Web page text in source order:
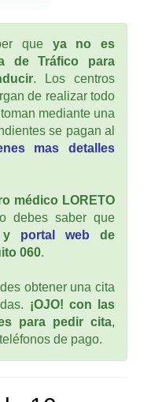
que ya no es
de Tráfico para
. Los centros
de realizar todo
mediante una
se pagan al
mas detalles
médico LORETO
debes saber que
y portal web de
060.
obtener una cita
¡OJO! con las
para pedir cita,
de pago.